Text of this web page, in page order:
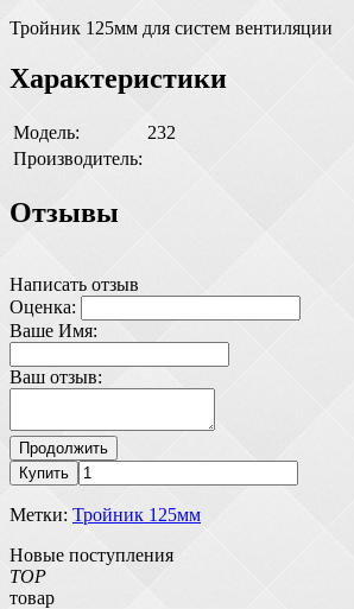
Тройник 125мм для систем вентиляции
Характеристики
Модель:
232
Производитель:
Отзывы
Написать отзыв
Оценка:
Ваше Имя:
Ваш отзыв:
Продолжить
Купить
Метки: Тройник 125мм
Новые поступления
TOP
товар